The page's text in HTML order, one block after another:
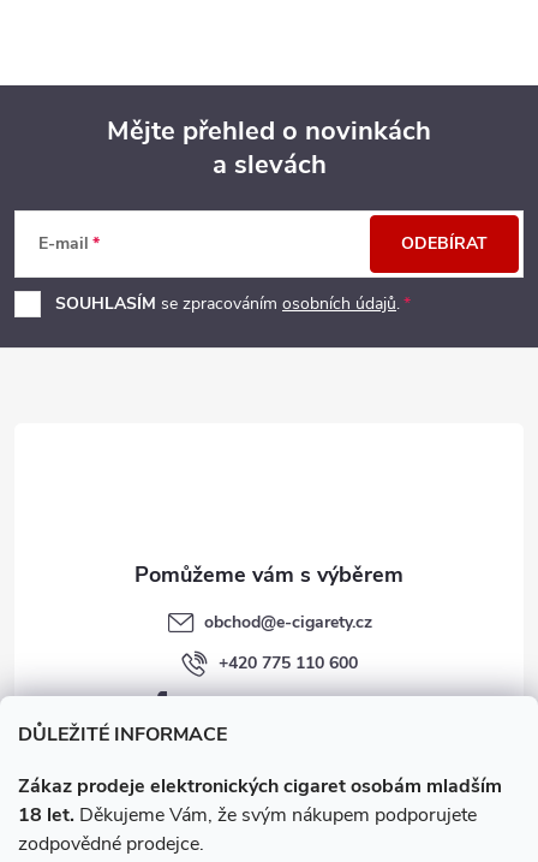
DŮLEŽITÉ INFORMACE
Zákaz prodeje elektronických cigaret osobám mladším
18 let. Děkujeme Vám, že svým nákupem podporujete
zodpovědné prodejce.
p
a
Mějte přehled o novinkách
a slevách
E-mail
SOUHLASÍM se zpracováním osobních údajů.
ODEBÍRAT
obchod@e-cigarety.cz
+420 775 110 600
facebook.com/e-cigarety.cz